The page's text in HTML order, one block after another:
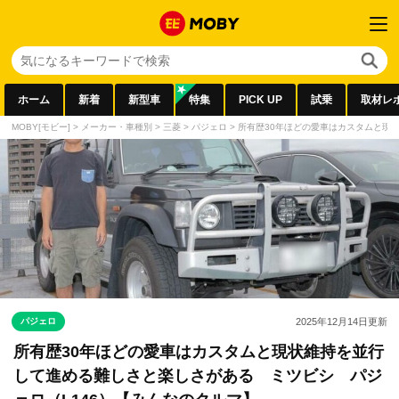
ホーム 新着 新型車 特集 PICK UP 試乗 取材レ
MOBY[モビー] > メーカー・車種別 > 三菱 > パジェロ > 所有歴30年ほどの愛車はカスタムと
パジェロ 2025年12月14日更新
所有歴30年ほどの愛車はカスタムと現状維持を並行
して進める難しさと楽しさがある ミツビシ パジ